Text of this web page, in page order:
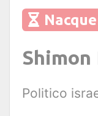
Shimon
Politico